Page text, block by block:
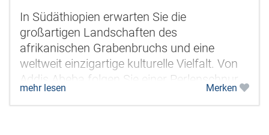
In Südäthiopien erwarten Sie die
großartigen Landschaften des
afrikanischen Grabenbruchs und eine
weltweit einzigartige kulturelle Vielfalt. Von
Addis Abeba folgen Sie einer Perlenschnur
von großen Seen durch den Afrikanischen...
mehr lesen Merken